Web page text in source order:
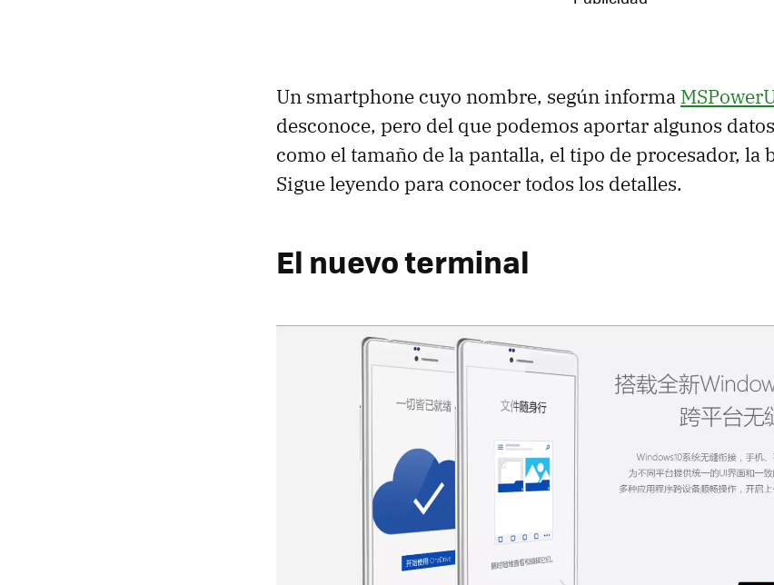
Un smartphone cuyo nombre, según informa
desconoce, pero del que podemos aportar algunos
como el tamaño de la pantalla, el tipo de procesador, la
Sigue leyendo para conocer todos los detalles.
El nuevo terminal